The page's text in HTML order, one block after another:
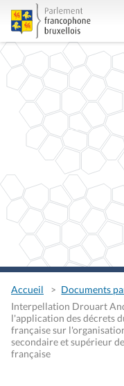
Accueil
Documents
Interpellation Drouart
l'application des décrets
française sur
secondaire et supérieur
française